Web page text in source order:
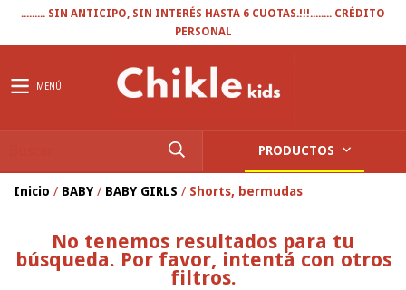
......... SIN ANTICIPO, SIN INTERÉS HASTA 6 CUOTAS.!!!........ CRÉDITO
PERSONAL
MENÚ
PRODUCTOS
Inicio / BABY / BABY GIRLS / Shorts, bermudas
No tenemos resultados para tu
búsqueda. Por favor, intentá con otros
filtros.